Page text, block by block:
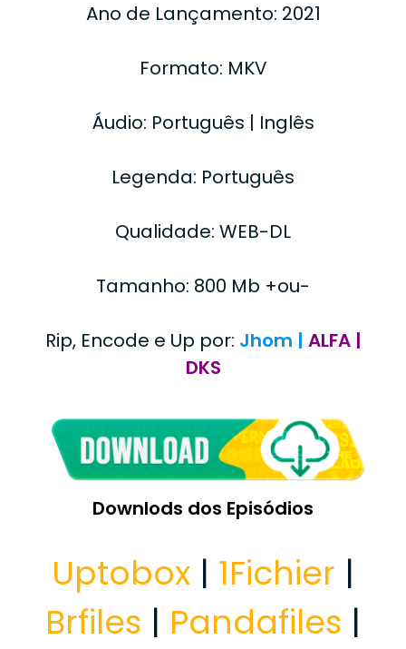
Ano de Lançamento: 2021
Formato: MKV
Áudio: Português | Inglês
Legenda: Português
Qualidade: WEB-DL
Tamanho: 800 Mb +ou-
Rip, Encode e Up por: Jhom | ALFA |
DKS
Downlods dos Episódios
Uptobox | 1Fichier |
Brfiles | Pandafiles |